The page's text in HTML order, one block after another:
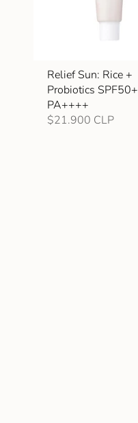
Relief Sun: Rice +
Probiotics SPF50+
PA++++
$21.900 CLP